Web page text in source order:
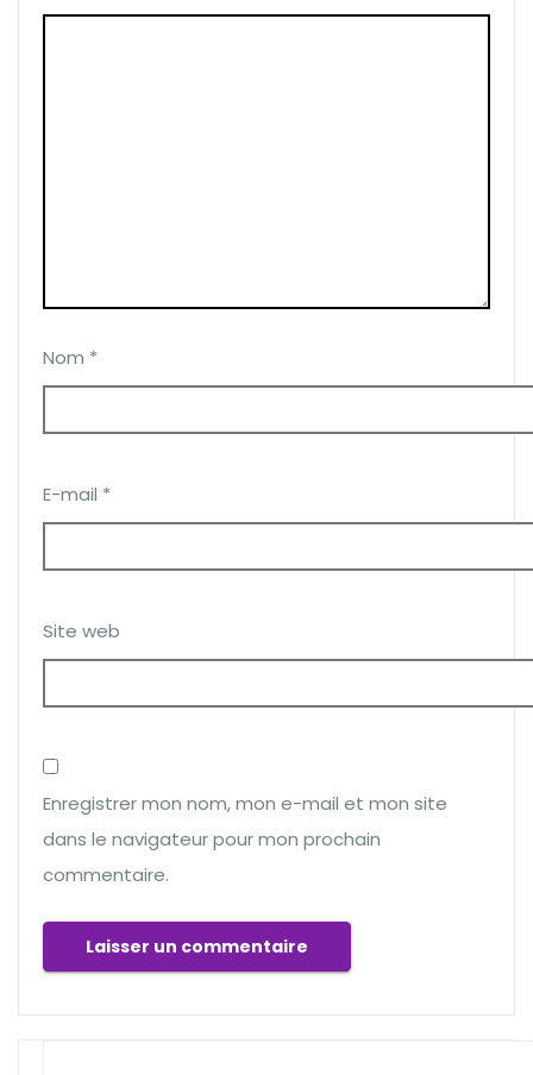
Nom *
E-mail *
Site web
Enregistrer mon nom, mon e-mail et mon site
dans le navigateur pour mon prochain
commentaire.